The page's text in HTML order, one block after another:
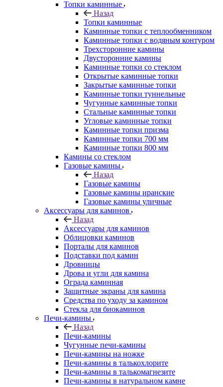
Топки каминные
Назад
Топки каминные
Каминные топки с теплообменником
Каминные топки с водяным контуром
Трехсторонние камины
Двусторонние камины
Каминные топки со стеклом
Открытые каминные топки
Закрытые каминные топки
Каминные топки туннельные
Чугунные каминные топки
Стальные каминные топки
Угловые каминные топки
Каминные топки призма
Каминные топки 700 мм
Каминные топки 800 мм
Камины со стеклом
Газовые камины
Назад
Газовые камины
Газовые камины иранские
Газовые камины уличные
Аксессуары для каминов
Назад
Аксессуары для каминов
Облицовки каминов
Порталы для каминов
Подставки под камин
Дровницы
Дрова и угли для камина
Ограда каминная
Защитные экраны для камина
Средства по уходу за камином
Стекла для биокаминов
Печи-камины
Назад
Печи-камины
Чугунные печи-камины
Печи-камины на ножке
Печи-камины в талькохлорите
Печи-камины в талькомагнезите
Печи-камины в натуральном камне